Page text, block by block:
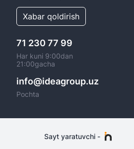
Xabar qoldirish
71 230 77 99
Har kuni 9:00dan
21:00gacha
info@ideagroup.uz
Pochta
Sayt yaratuvchi -